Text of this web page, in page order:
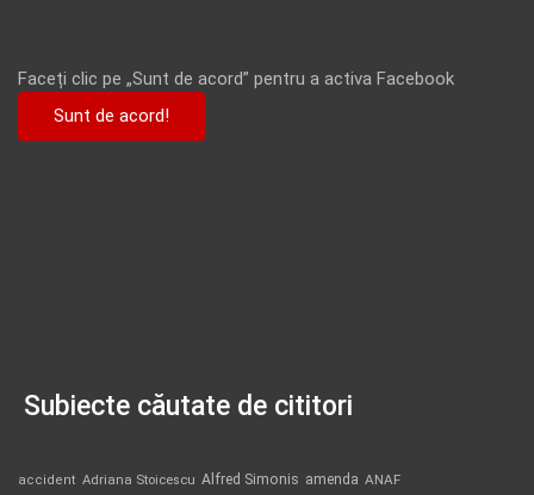
Faceți clic pe „Sunt de acord” pentru a activa Facebook
Sunt de acord!
Subiecte căutate de cititori
accident Adriana Stoicescu Alfred Simonis amenda ANAF